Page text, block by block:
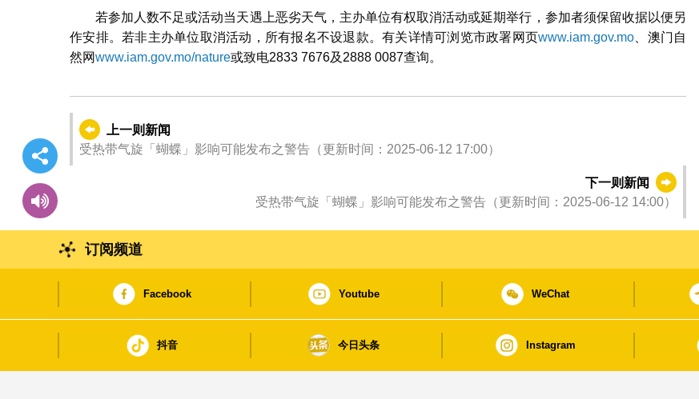
若参加人数不足或活动当天遇上恶劣天气，主办单位有权取消活动或延期举行，参加者须保留收据以便另
作安排。若非主办单位取消活动，所有报名不设退款。有关详情可浏览市政署网页www.iam.gov.mo 、澳门自
然网www.iam.gov.mo/nature或致电2833 7676及2888 0087查询。
上一则新闻
受热带气旋「蝴蝶」影响可能发布之警告（更新时间：2025-06-12 17:00）
下一则新闻
受热带气旋「蝴蝶」影响可能发布之警告（更新时间：2025-06-12 14:00）
订阅频道
Facebook Youtube WeChat
抖音 今日头条 Instagram